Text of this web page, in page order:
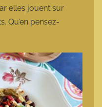
elles jouent sur
Qu’en pensez-